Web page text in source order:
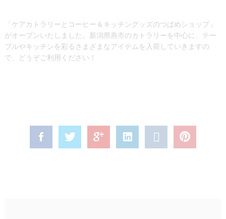
「ケアカトラリーとコーヒー＆キッチングッズのつばめショップ」
がオープンいたしました。新潟県燕市のカトラリーを中心に、テー
ブルやキッチンを彩るさまざまなアイテムを入荷していきますの
で、どうぞご利用ください！